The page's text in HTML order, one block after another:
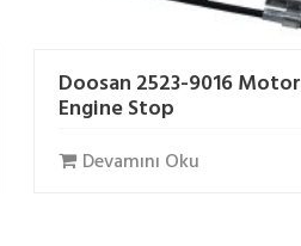
Doosan 2523-9016 Motor
Engine Stop
Devamını Oku